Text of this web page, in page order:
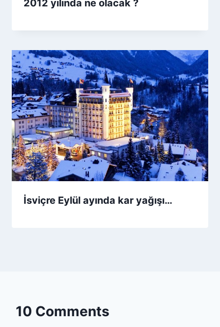
2012 yılında ne olacak ?
İsviçre Eylül ayında kar yağışı…
10 Comments